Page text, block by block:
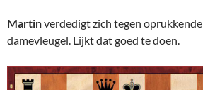
Martinverdedigt zich tegen
damevleugel. Lijkt dat goed te doen.